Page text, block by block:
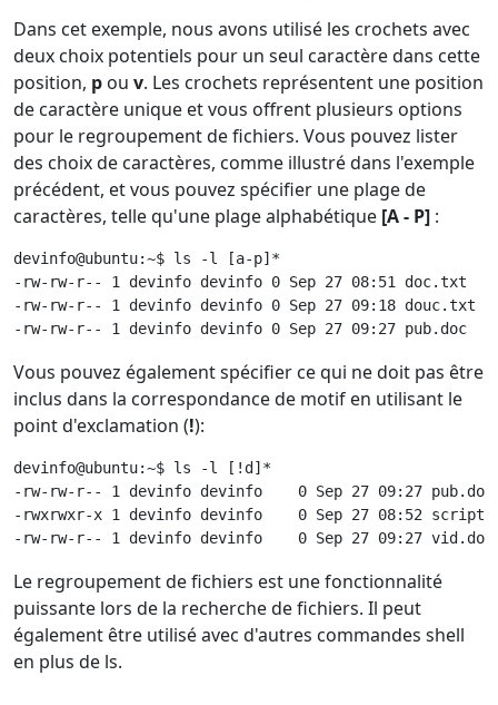
Dans cet exemple, nous avons utilisé les crochets avec
deux choix potentiels pour un seul caractère dans cette
position, p ou v. Les crochets représentent une position
de caractère unique et vous offrent plusieurs options
pour le regroupement de fichiers. Vous pouvez lister
des choix de caractères, comme illustré dans l'exemple
précédent, et vous pouvez spécifier une plage de
caractères, telle qu'une plage alphabétique [A - P] :
devinfo@ubuntu:~$ ls -l [a-p]*
-rw-rw-r-- 1 devinfo devinfo 0 Sep 27 08:51 doc.txt
-rw-rw-r-- 1 devinfo devinfo 0 Sep 27 09:18 douc.txt
-rw-rw-r-- 1 devinfo devinfo 0 Sep 27 09:27 pub.doc
Vous pouvez également spécifier ce qui ne doit pas être
inclus dans la correspondance de motif en utilisant le
point d'exclamation (!):
devinfo@ubuntu:~$ ls -l [!d]*
-rw-rw-r-- 1 devinfo devinfo    0 Sep 27 09:27 pub.doc
-rwxrwxr-x 1 devinfo devinfo    0 Sep 27 08:52 script
-rw-rw-r-- 1 devinfo devinfo    0 Sep 27 09:27 vid.doc
Le regroupement de fichiers est une fonctionnalité
puissante lors de la recherche de fichiers. Il peut
également être utilisé avec d'autres commandes shell
en plus de ls.